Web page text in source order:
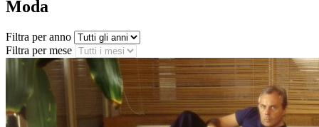
Moda
Filtra per anno
Filtra per mese